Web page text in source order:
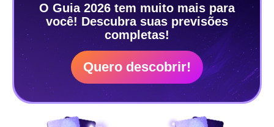
O Guia 2026 tem muito mais para
você! Descubra suas previsões
completas!
Quero descobrir!